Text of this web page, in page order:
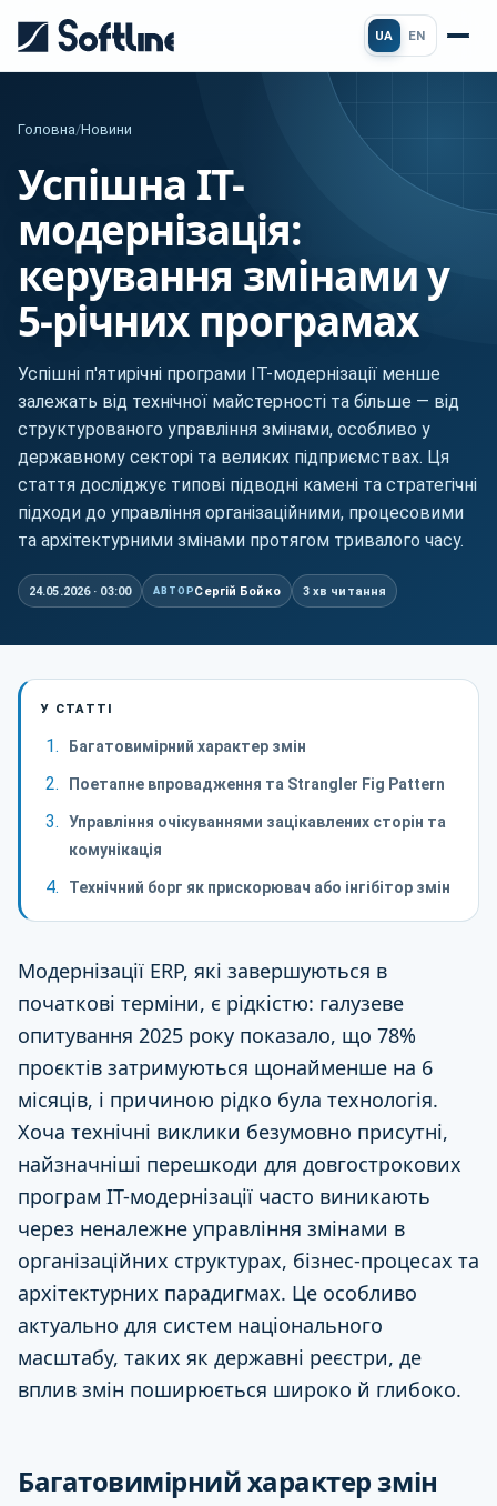
UA EN
Головна/Новини
Успішна ІТ-
модернізація:
керування змінами у
5-річних програмах
Успішні п'ятирічні програми ІТ-модернізації менше
залежать від технічної майстерності та більше — від
структурованого управління змінами, особливо у
державному секторі та великих підприємствах. Ця
стаття досліджує типові підводні камені та стратегічні
підходи до управління організаційними, процесовими
та архітектурними змінами протягом тривалого часу.
24.05.2026 · 03:00 АВТОР Сергій Бойко 3 хв читання
У СТАТТІ
Багатовимірний характер змін
Поетапне впровадження та Strangler Fig Pattern
Управління очікуваннями зацікавлених сторін та
комунікація
Технічний борг як прискорювач або інгібітор змін
Модернізації ERP, які завершуються в
початкові терміни, є рідкістю: галузеве
опитування 2025 року показало, що 78%
проєктів затримуються щонайменше на 6
місяців, і причиною рідко була технологія.
Хоча технічні виклики безумовно присутні,
найзначніші перешкоди для довгострокових
програм ІТ-модернізації часто виникають
через неналежне управління змінами в
організаційних структурах, бізнес-процесах та
архітектурних парадигмах. Це особливо
актуально для систем національного
масштабу, таких як державні реєстри, де
вплив змін поширюється широко й глибоко.
Багатовимірний характер змін